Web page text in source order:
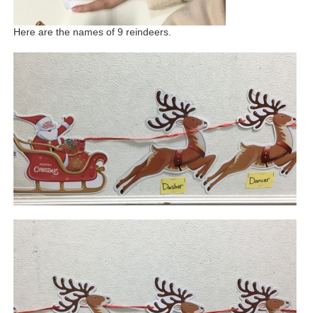
Here are the names of 9 reindeers.